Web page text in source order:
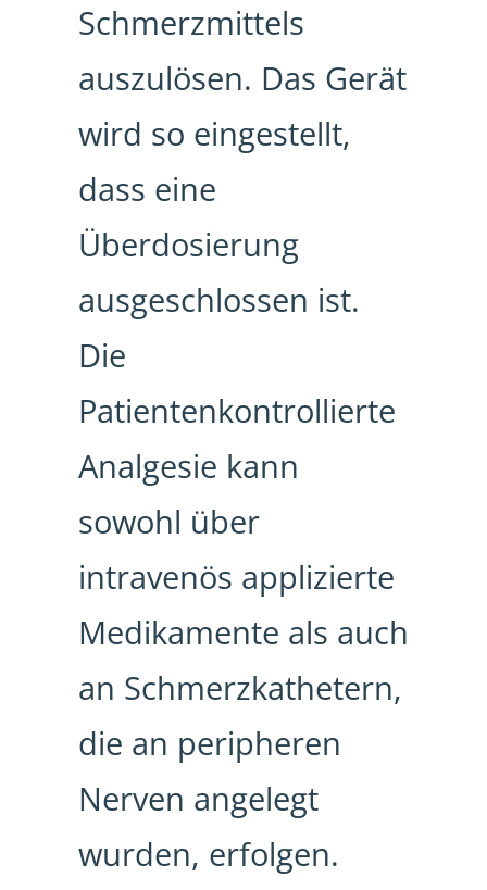
Schmerzmittels
auszulösen. Das Gerät
wird so eingestellt,
dass eine
Überdosierung
ausgeschlossen ist.
Die
Patientenkontrollierte
Analgesie kann
sowohl über
intravenös applizierte
Medikamente als auch
an Schmerzkathetern,
die an peripheren
Nerven angelegt
wurden, erfolgen.